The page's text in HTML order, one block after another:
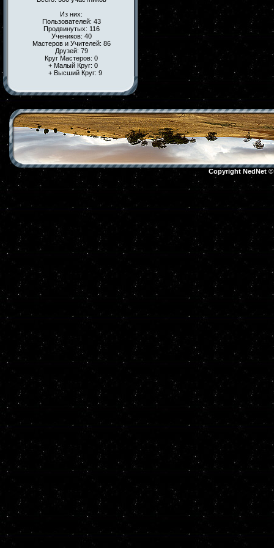
Из них:
Пользователей: 43
Продвинутых: 116
Учеников: 40
Мастеров и Учителей: 86
Друзей: 79
Круг Мастеров: 0
+ Малый Круг: 0
+ Высший Круг: 9
Copyright NedNet